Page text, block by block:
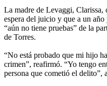
La madre de Levaggi,
espera del juicio y que a un
“aún no tiene pruebas” de la
de Torres.
“No está probado que mi hijo
crimen”, reafirmó. “Yo tengo
persona que cometió el delito”,